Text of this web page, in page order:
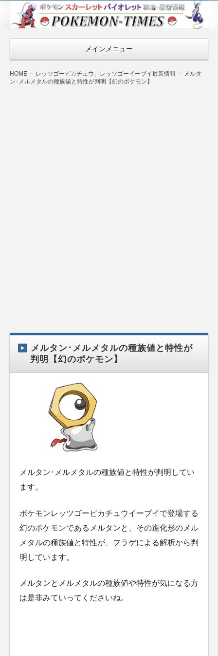
ポケモン最新
情報まとめ
『POKEMON-
TIMES』
メインメニュー
HOME レッツゴーピカチュウ、レッツゴーイーブイ最新情報
メルタ
ン･メルメタルの種族値と特性が判明【幻のポケモン】
メルタン･メルメタルの種族値と特性が
判明【幻のポケモン】
メルタン･メルメタルの種族値と特性が判明してい
ます。
ポケモンレッツゴーピカチュウイーブイで登場する
幻のポケモンであるメルタンと、その進化形のメル
メタルの種族値と特性が、フラゲによる解析から判
明しています。
メルタンとメルメタルの種族値や特性が気になる方
は是非みていってくださいね。